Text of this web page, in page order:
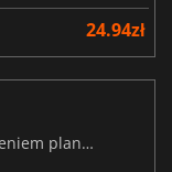
24.94zł
MARVEL Tōkon debiutuje wraz z ujawnieniem planu rozwoju na pierwszy rok